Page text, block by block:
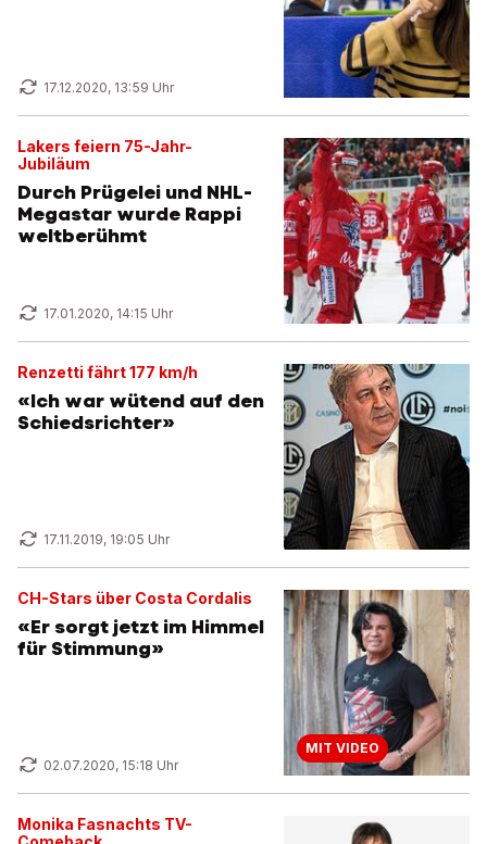
17.12.2020, 13:59 Uhr
Lakers feiern 75-Jahr-
Jubiläum
Durch Prügelei und NHL-
Megastar wurde Rappi
weltberühmt
17.01.2020, 14:15 Uhr
Renzetti fährt 177 km/h
«Ich war wütend auf den
Schiedsrichter»
17.11.2019, 19:05 Uhr
CH-Stars über Costa Cordalis
«Er sorgt jetzt im Himmel
für Stimmung»
02.07.2020, 15:18 Uhr
MIT VIDEO
Monika Fasnachts TV-